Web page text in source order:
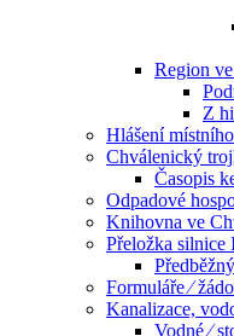
Region
Z
Hlášení
Chválenický
Časopis
Odpadové
Knihovna ve
Přeložka silnice
Formuláře ⁄
Kanalizace,
Vodné ⁄